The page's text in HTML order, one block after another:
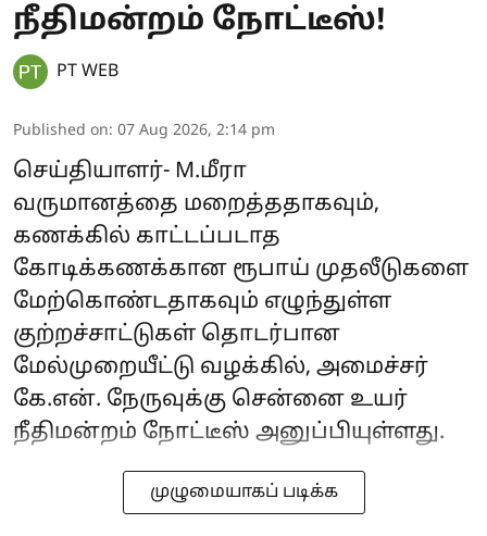
நீதிமன்றம் நோட்டீஸ்!
PT WEB
Published on: 07 Aug 2026, 2:14 pm
செய்தியாளர்- M.மீரா
வருமானத்தை மறைத்ததாகவும்,
கணக்கில் காட்டப்படாத
கோடிக்கணக்கான ரூபாய் முதலீடுகளை
மேற்கொண்டதாகவும் எழுந்துள்ள
குற்றச்சாட்டுகள் தொடர்பான
மேல்முறையீட்டு வழக்கில், அமைச்சர்
கே.என். நேருவுக்கு சென்னை உயர்
நீதிமன்றம் நோட்டீஸ் அனுப்பியுள்ளது.
முழுமையாகப் படிக்க